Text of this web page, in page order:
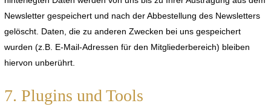
Newsletter gespeichert und nach der Abbestellung des Newsletters
gelöscht. Daten, die zu anderen Zwecken bei uns gespeichert
wurden (z.B. E-Mail-Adressen für den Mitgliederbereich) bleiben
hiervon unberührt.
7. Plugins und Tools